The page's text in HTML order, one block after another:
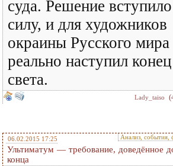
суда. Решение
силу, и для художников
окраины Русского мира
реально наступил конец
света.
Lady_taiso
06.02.2015 17:25 Анализ, события,
Ультиматум — требование, доведённое
конца